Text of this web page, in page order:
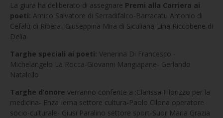
La giura ha deliberato di assegnare Premi alla Carriera ai
poeti: Amico Salvatore di Serradifalco-Barracatu Antonio di
Cefalù-di Ribera- Giuseppina Mira di Siculiana-Lina Riccobene di
Delia
Targhe speciali ai poeti: Venerina Di Francesco -
Michelangelo La Rocca-Giovanni Mangiapane- Gerlando
Natalello
Targhe d’onore verranno conferite a :Clarissa Filorizzo per la
medicina- Enza Ierna settore cultura-Paolo Cilona operatore
socio-culturale- Giusi Paralino settore sport-Suor Maria Grazia